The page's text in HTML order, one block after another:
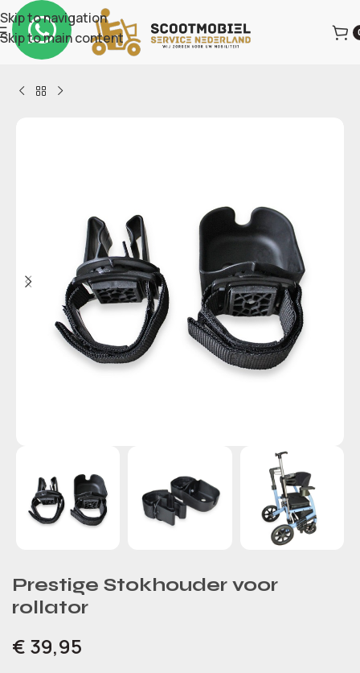
Skip to navigation
Skip to main content
Home Hulpmiddelen Rollators & Accessoires
Prestige Stokhouder voor
rollator
€ 39,95